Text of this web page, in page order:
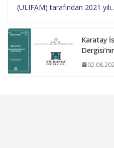
(ULIFAM) tarafından 2021
Karatay